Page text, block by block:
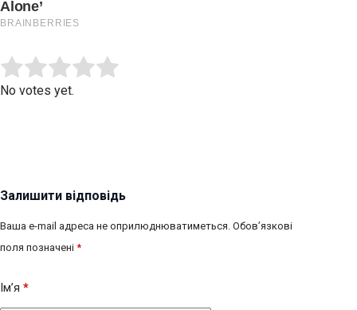
Rate this item:
No votes yet.
Залишити відповідь
Ваша e-mail адреса не оприлюднюватиметься. Обов’язкові
поля позначені *
Ім’я *